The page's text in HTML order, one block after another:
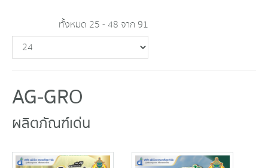
ทั้งหมด 25 - 48 จาก 91
AG-GRO
ผลิตภัณฑ์เด่น